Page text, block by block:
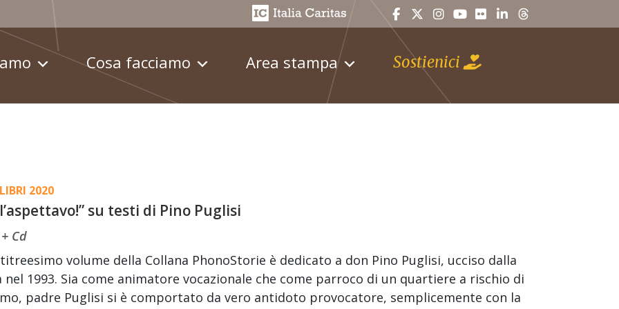
Cosa facciamo Area stampa Sostienici
LIBRI 2020
su testi di Pino Puglisi
Cd
volume della Collana PhonoStorie è dedicato a don Pino Puglisi, ucciso dalla
nel 1993. Sia come animatore vocazionale che come parroco di un quartiere a rischio di
padre Puglisi si è comportato da vero antidoto provocatore, semplicemente con la